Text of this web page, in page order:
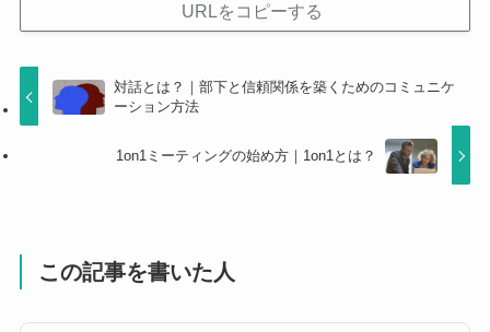
URLをコピーする
対話とは？｜部下と信頼関係を築くためのコミュニケ
ーション方法
1on1ミーティングの始め方｜1on1とは？
この記事を書いた人